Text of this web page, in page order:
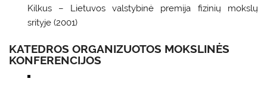
Kilkus – Lietuvos valstybinė premija fizinių mokslų
srityje (2001)
KATEDROS ORGANIZUOTOS MOKSLINĖS
KONFERENCIJOS